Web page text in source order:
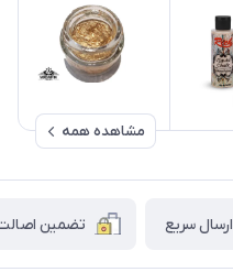
مشاهده همه
ارسال سریع تضمین اصالت